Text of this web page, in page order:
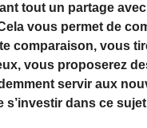
tout un partage
vous permet de
comparaison, vous
vous proposerez
servir aux
s’investir dans ce